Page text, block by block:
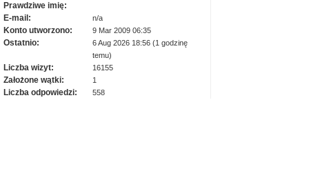
Prawdziwe imię:
E-mail:
n/a
Konto utworzono: 9 Mar 2009 06:35
Ostatnio:
6 Aug 2026 18:56 (1 godzinę
temu)
Liczba wizyt: 16155
Założone wątki: 1
Liczba odpowiedzi: 558